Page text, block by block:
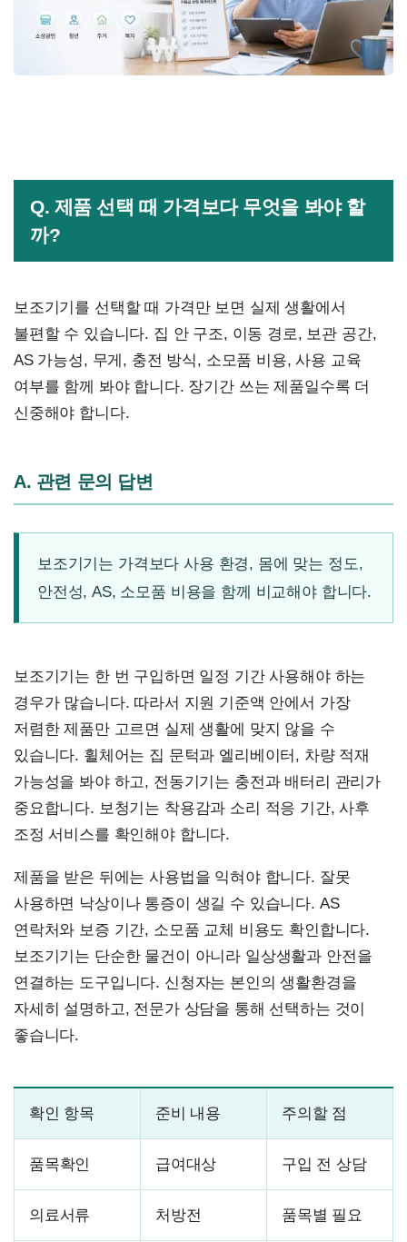
Q. 제품 선택 때 가격보다 무엇을 봐야 할
까?
보조기기를 선택할 때 가격만 보면 실제 생활에서
불편할 수 있습니다. 집 안 구조, 이동 경로, 보관 공간,
AS 가능성, 무게, 충전 방식, 소모품 비용, 사용 교육
여부를 함께 봐야 합니다. 장기간 쓰는 제품일수록 더
신중해야 합니다.
A. 관련 문의 답변
보조기기는 가격보다 사용 환경, 몸에 맞는 정도,
안전성, AS, 소모품 비용을 함께 비교해야 합니다.
보조기기는 한 번 구입하면 일정 기간 사용해야 하는
경우가 많습니다. 따라서 지원 기준액 안에서 가장
저렴한 제품만 고르면 실제 생활에 맞지 않을 수
있습니다. 휠체어는 집 문턱과 엘리베이터, 차량 적재
가능성을 봐야 하고, 전동기기는 충전과 배터리 관리가
중요합니다. 보청기는 착용감과 소리 적응 기간, 사후
조정 서비스를 확인해야 합니다.
제품을 받은 뒤에는 사용법을 익혀야 합니다. 잘못
사용하면 낙상이나 통증이 생길 수 있습니다. AS
연락처와 보증 기간, 소모품 교체 비용도 확인합니다.
보조기기는 단순한 물건이 아니라 일상생활과 안전을
연결하는 도구입니다. 신청자는 본인의 생활환경을
자세히 설명하고, 전문가 상담을 통해 선택하는 것이
좋습니다.
확인 항목 준비 내용 주의할 점
품목확인 급여대상 구입 전 상담
의료서류 처방전 품목별 필요